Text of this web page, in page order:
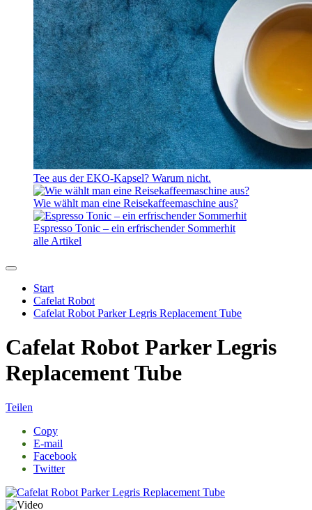
Tee aus der EKO-Kapsel? Warum nicht.
Wie wählt man eine Reisekaffeemaschine aus?
Espresso Tonic – ein erfrischender Sommerhit
alle Artikel
Start
Cafelat Robot
Cafelat Robot Parker Legris Replacement Tube
Cafelat Robot Parker Legris
Replacement Tube
Teilen
Copy
E-mail
Facebook
Twitter